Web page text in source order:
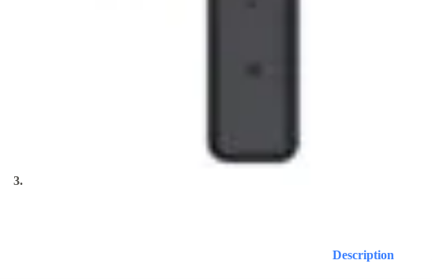
Description